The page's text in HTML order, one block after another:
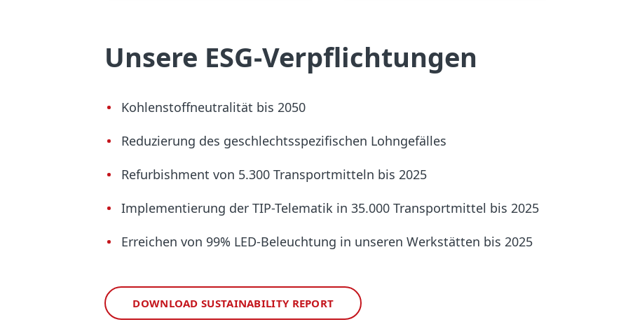
Unsere ESG-Verpflichtungen
Kohlenstoffneutralität bis 2050
Reduzierung des geschlechtsspezifischen Lohngefälles
Refurbishment von 5.300 Transportmitteln bis 2025
Implementierung der TIP-Telematik in 35.000 Transportmittel bis 2025
Erreichen von 99% LED-Beleuchtung in unseren Werkstätten bis 2025
DOWNLOAD SUSTAINABILITY REPORT